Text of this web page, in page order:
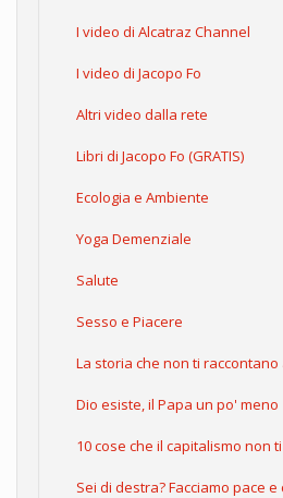
I video di Alcatraz Channel
I video di Jacopo Fo
Altri video dalla rete
Libri di Jacopo Fo (GRATIS)
Ecologia e Ambiente
Yoga Demenziale
Salute
Sesso e Piacere
La storia che non ti raccontano
Dio esiste, il Papa un po' meno
10 cose che il capitalismo non
Sei di destra? Facciamo pace